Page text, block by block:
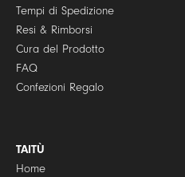
Tempi di Spedizione
Resi & Rimborsi
Cura del Prodotto
FAQ
Confezioni Regalo
TAITÙ
Home